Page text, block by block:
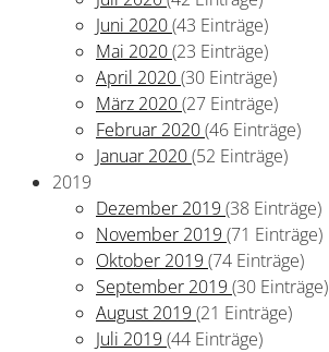
Juni 2020(43 Einträge)
Mai 2020(23 Einträge)
April 2020(30 Einträge)
März 2020(27 Einträge)
Februar 2020(46 Einträge)
Januar 2020(52 Einträge)
2019
Dezember 2019 (38 Einträge)
November 2019 (71 Einträge)
Oktober 2019 (74 Einträge)
September 2019 (30 Einträge)
August 2019 (21 Einträge)
Juli 2019 (44 Einträge)